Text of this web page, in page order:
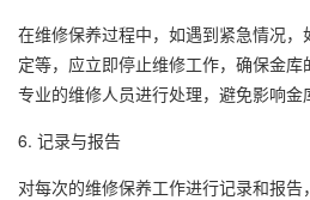
在维修保养过程中，如遇到紧急情况
定等，应立即停止维修工作，确保金
专业的维修人员进行处理，避免影响金
6. 记录与报告
对每次的维修保养工作进行记录和报